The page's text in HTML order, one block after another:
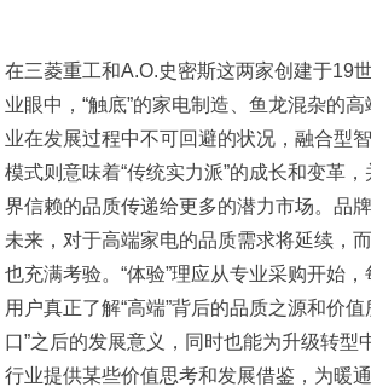
在三菱重工和A.O.史密斯这两家创建于19
业眼中，“触底”的家电制造、鱼龙混杂的
业在发展过程中不可回避的状况，融合型
模式则意味着“传统实力派”的成长和变革
界信赖的品质传递给更多的潜力市场。品
未来，对于高端家电的品质需求将延续，
也充满考验。“体验”理应从专业采购开始
用户真正了解“高端”背后的品质之源和价值
口”之后的发展意义，同时也能为升级转型
行业提供某些价值思考和发展借鉴，为暖